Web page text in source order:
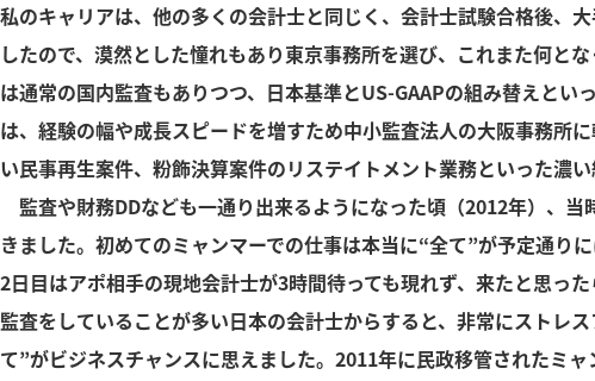
私のキャリアは、他の多くの会計士と同じく、会計士試験合格後、
したので、漠然とした憧れもあり東京事務所を選び、これまた何と
は通常の国内監査もありつつ、日本基準とUS-GAAPの組み替えと
は、経験の幅や成長スピードを増すため中小監査法人の大阪事務所
い民事再生案件、粉飾決算案件のリステイトメント業務といった濃い
監査や財務DDなども一通り出来るようになった頃（2012年）、
きました。初めてのミャンマーでの仕事は本当に“全て”が予定通り
2日目はアポ相手の現地会計士が3時間待っても現れず、来たと思っ
監査をしていることが多い日本の会計士からすると、非常にストレ
て”がビジネスチャンスに思えました。2011年に民政移管されたミ